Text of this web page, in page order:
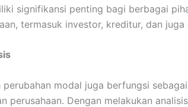
signifikansi penting bagi berbagai
termasuk investor, kreditur, dan juga
perubahan modal juga berfungsi
perusahaan. Dengan melakukan